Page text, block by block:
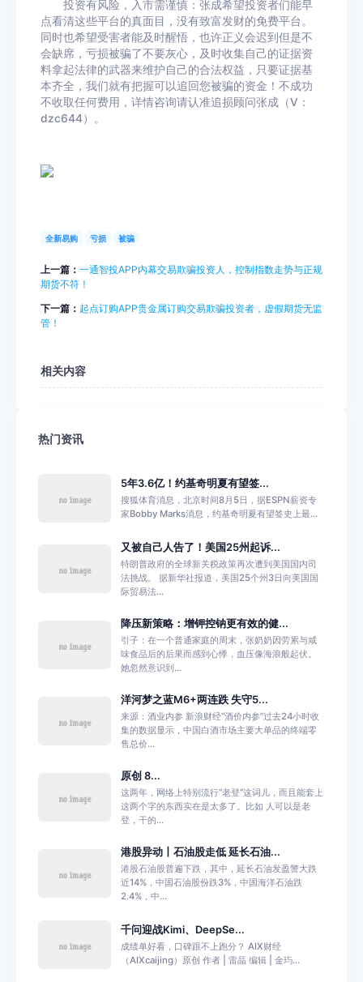
投资有风险，入市需谨慎：张成希望投资者们能早
点看清这些平台的真面目，没有致富发财的免费平台。
同时也希望受害者能及时醒悟，也许正义会迟到但是不
会缺席，亏损被骗了不要灰心，及时收集自己的证据资
料拿起法律的武器来维护自己的合法权益，只要证据基
本齐全，我们就有把握可以追回您被骗的资金！不成功
不收取任何费用，详情咨询请认准追损顾问张成（V：
dzc644）。
全新易购 亏损 被骗
上一篇： 一通智投APP内幕交易欺骗投资人，控制指数走势与正规
期货不符！
下一篇： 起点订购APP贵金属订购交易欺骗投资者，虚假期货无监
管！
相关内容
热门资讯
5年3.6亿！约基奇明夏有望签...
搜狐体育消息，北京时间8月5日，据ESPN薪资专
家Bobby Marks消息，约基奇明夏有望签史上最...
又被自己人告了！美国25州起诉...
特朗普政府的全球新关税政策再次遭到美国国内司
法挑战。 据新华社报道，美国25个州3日向美国国
际贸易法...
降压新策略：增钾控钠更有效的健...
引子：在一个普通家庭的周末，张奶奶因劳累与咸
味食品后的后果而感到心悸，血压像海浪般起伏。
她忽然意识到...
洋河梦之蓝M6+两连跌 失守5...
来源：酒业内参 新浪财经“酒价内参”过去24小时收
集的数据显示，中国白酒市场主要大单品的终端零
售总价...
原创 8...
这两年，网络上特别流行“老登”这词儿，而且能套上
这两个字的东西实在是太多了。比如 人可以是老
登，干的...
港股异动丨石油股走低 延长石油...
港股石油股普遍下跌，其中，延长石油发盈警大跌
近14%，中国石油股份跌3%，中国海洋石油跌
2.4%，中...
千问迎战Kimi、DeepSe...
成绩单好看，口碑跟不上跑分？ AIX财经
（AIXcaijing）原创 作者 | 雷晶 编辑 | 金玙...